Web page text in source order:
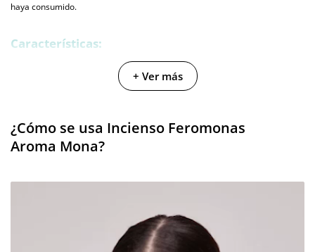
haya consumido.
Características:
Color: cereza.
Incluye portainciensos.
4 clientes han opinado sobre este producto
En la sección de opiniones puedes ver 4 opinionesque hablan sobre este
+ Ver más
¿Cómo se usa Incienso Feromonas
Aroma Mona?